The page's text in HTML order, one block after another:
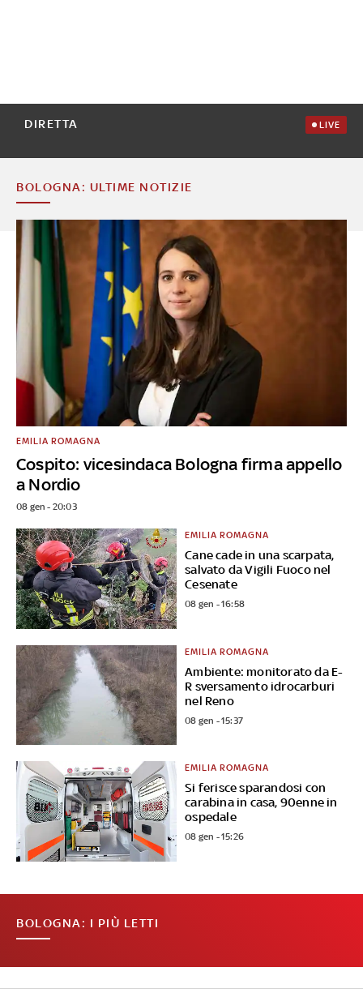
DIRETTA LIVE
BOLOGNA: ULTIME NOTIZIE
Cospito: vicesindaca Bologna firma appello
a Nordio
EMILIA ROMAGNA
08 gen - 20:03
Cane cade in una scarpata,
salvato da Vigili Fuoco nel
Cesenate
EMILIA ROMAGNA
08 gen - 16:58
Ambiente: monitorato da E-
R sversamento idrocarburi
nel Reno
EMILIA ROMAGNA
08 gen - 15:37
Si ferisce sparandosi con
carabina in casa, 90enne in
ospedale
EMILIA ROMAGNA
08 gen - 15:26
BOLOGNA: I PIÙ LETTI